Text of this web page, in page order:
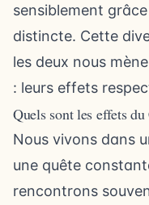
sensiblement
distincte. Cette
les deux nous
: leurs effets
Quels sont les effets
Nous vivons dans
une quête
rencontrons